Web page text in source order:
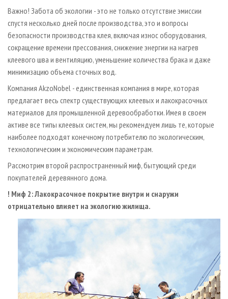
Важно! Забота об экологии - это не только отсутствие эмиссии
спустя несколько дней после производства, это и вопросы
безопасности производства клея, включая износ оборудования,
сокращение времени прессования, снижение энергии на нагрев
клеевого шва и вентиляцию, уменьшение количества брака и даже
минимизацию объема сточных вод.
Компания AkzoNobel - единственная компания в мире, которая
предлагает весь спектр существующих клеевых и лакокрасочных
материалов для промышленной деревообработки. Имея в своем
активе все типы клеевых систем, мы рекомендуем лишь те, которые
наиболее подходят конечному потребителю по экологическим,
технологическим и экономическим параметрам.
Рассмотрим второй распространенный миф, бытующий среди
покупателей деревянного дома.
! Миф 2: Лакокрасочное покрытие внутри и снаружи
отрицательно влияет на экологию жилища.